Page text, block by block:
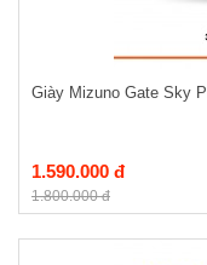
Giày Mizuno Gate Sky
1.590.000 đ
1.800.000 đ